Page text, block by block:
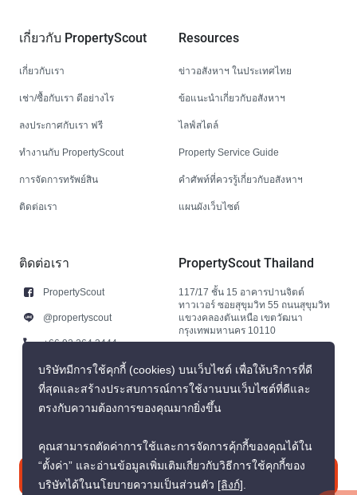
เกี่ยวกับ PropertyScout
เกี่ยวกับเรา
เช่า/ซื้อกับเรา ดีอย่างไร
ลงประกาศกับเรา ฟรี
ทำงานกับ PropertyScout
การจัดการทรัพย์สิน
ติดต่อเรา
Resources
ข่าวอสังหาฯ ในประเทศไทย
ข้อแนะนำเกี่ยวกับอสังหาฯ
ไลฟ์สไตล์
Property Service Guide
คำศัพท์ที่ควรรู้เกี่ยวกับอสังหาฯ
แผนผังเว็บไซต์
ติดต่อเรา
PropertyScout
@propertyscout
+66 92 264 3444
+66 92 264 3444
contact@propertyscout.co.th
PropertyScout Thailand
117/17 ชั้น 15 อาคารปานจิตต์
ทาวเวอร์ ซอยสุขุมวิท 55 ถนนสุขุมวิท
แขวงคลองตันเหนือ เขตวัฒนา
กรุงเทพมหานคร 10110
ติดต่อเรา
บริษัทมีการใช้คุกกี้ (cookies) บนเว็บไซต์ เพื่อให้บริการที่ดี
ที่สุดและสร้างประสบการณ์การใช้งานบนเว็บไซต์ที่ดีและ
ตรงกับความต้องการของคุณมากยิ่งขึ้น
คุณสามารถตัดค่าการใช้และการจัดการคุ้กกี้ของคุณได้ใน
“ตั้งค่า” และอ่านข้อมูลเพิ่มเติมเกี่ยวกับวิธีการใช้คุกกี้ของ
บริษัทได้ในนโยบายความเป็นส่วนตัว [ลิงก์].